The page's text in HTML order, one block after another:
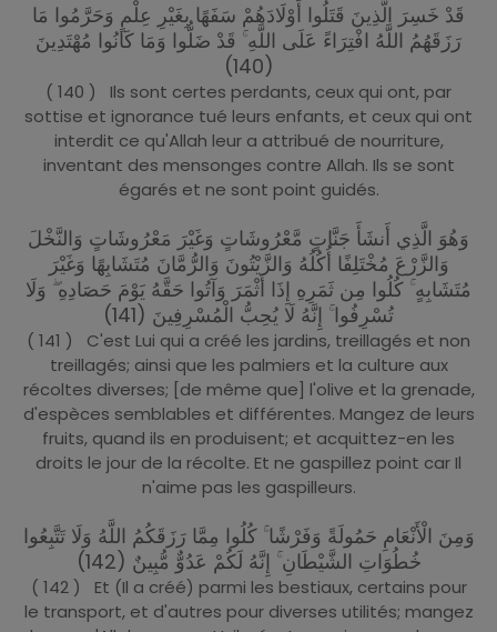
قَدْ خَسِرَ الَّذِينَ قَتَلُوا أَوْلَادَهُمْ سَفَهًا بِغَيْرِ عِلْمٍ وَحَرَّمُوا مَا
رَزَقَهُمُ اللَّهُ افْتِرَاءً عَلَى اللَّهِ ۚ قَدْ ضَلُّوا وَمَا كَانُوا مُهْتَدِينَ
(140)
( 140 ) Ils sont certes perdants, ceux qui ont, par
sottise et ignorance tué leurs enfants, et ceux qui ont
interdit ce qu'Allah leur a attribué de nourriture,
inventant des mensonges contre Allah. Ils se sont
égarés et ne sont point guidés.
وَهُوَ الَّذِي أَنشَأَ جَنَّاتٍ مَّعْرُوشَاتٍ وَغَيْرَ مَعْرُوشَاتٍ وَالنَّخْلَ
وَالزَّرْعَ مُخْتَلِفًا أُكُلُهُ وَالزَّيْتُونَ وَالرُّمَّانَ مُتَشَابِهًا وَغَيْرَ
مُتَشَابِهٍ ۚ كُلُوا مِن ثَمَرِهِ إِذَا أَثْمَرَ وَآتُوا حَقَّهُ يَوْمَ حَصَادِهِ ۖ وَلَا
تُسْرِفُوا ۚ إِنَّهُ لَا يُحِبُّ الْمُسْرِفِينَ (141)
( 141 ) C'est Lui qui a créé les jardins, treillagés et non
treillagés; ainsi que les palmiers et la culture aux
récoltes diverses; [de même que] l'olive et la grenade,
d'espèces semblables et différentes. Mangez de leurs
fruits, quand ils en produisent; et acquittez-en les
droits le jour de la récolte. Et ne gaspillez point car Il
n'aime pas les gaspilleurs.
وَمِنَ الْأَنْعَامِ حَمُولَةً وَفَرْشًا ۚ كُلُوا مِمَّا رَزَقَكُمُ اللَّهُ وَلَا تَتَّبِعُوا
خُطُوَاتِ الشَّيْطَانِ ۚ إِنَّهُ لَكُمْ عَدُوٌّ مُّبِينٌ (142)
( 142 ) Et (Il a créé) parmi les bestiaux, certains pour
le transport, et d'autres pour diverses utilités; mangez